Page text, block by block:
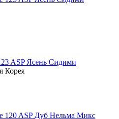
ASP Ясень Сидими
Корея